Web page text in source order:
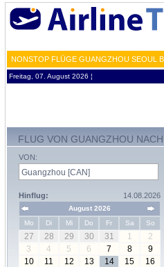
NONSTOP FLÜGE GUANGZHOU SEOUL
Freitag, 07. August 2026 ¦
FLUG VON GUANGZHOU NACH
VON:
Hinflug: 14.08.2026
August 2026
Mo
Di Mi Do Fr Sa So
27 28 29 30 31 1
2
3
4 5 6 7 8
9
10
11 12 13 14 15
16